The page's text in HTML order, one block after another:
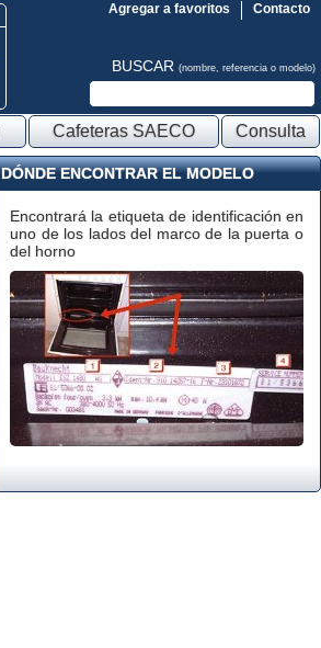
Contacto
Agregar a favoritos
BUSCAR (nombre, referencia o modelo)
Cafeteras SAECO Consulta
DÓNDE ENCONTRAR EL MODELO
Encontrará la etiqueta de identificación en
uno de los lados del marco de la puerta o
del horno